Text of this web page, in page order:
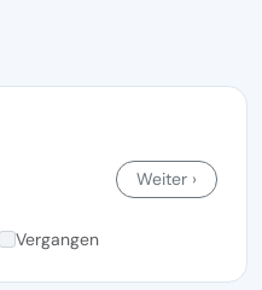
Weiter ›
Vergangen